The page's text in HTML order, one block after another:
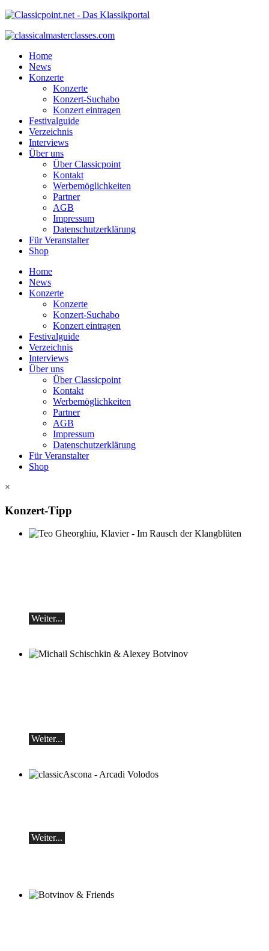
Home
News
Konzerte
Konzerte
Konzert-Suchabo
Konzert eintragen
Festivalguide
Verzeichnis
Interviews
Über uns
Über Classicpoint
Kontakt
Werbemöglichkeiten
Partner
AGB
Impressum
Datenschutzerklärung
Für Veranstalter
Shop
Home
News
Konzerte
Konzerte
Konzert-Suchabo
Konzert eintragen
Festivalguide
Verzeichnis
Interviews
Über uns
Über Classicpoint
Kontakt
Werbemöglichkeiten
Partner
AGB
Impressum
Datenschutzerklärung
Für Veranstalter
Shop
×
Konzert-Tipp
Weiter...
Weiter...
Weiter...